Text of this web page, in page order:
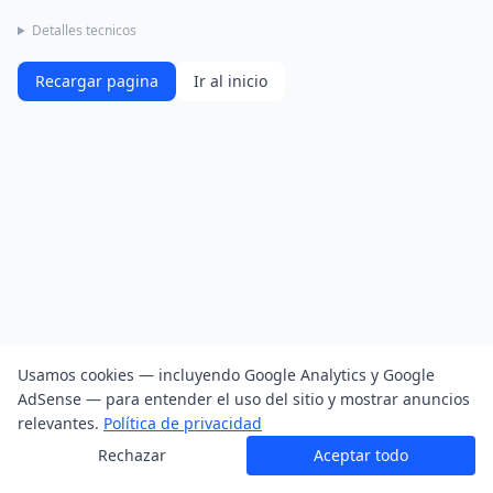
Detalles tecnicos
Recargar pagina Ir al inicio
Usamos cookies — incluyendo Google Analytics y Google
AdSense — para entender el uso del sitio y mostrar anuncios
relevantes. Política de privacidad
Rechazar
Aceptar todo